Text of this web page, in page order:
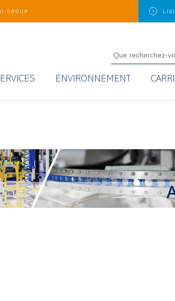
GROUP LISI
ENVIRONNEMENT